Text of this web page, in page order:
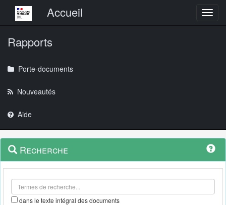
Menu principalAccueil
Rapports
Porte-documents
Nouveautés
Aide
Navigation
outils
Menu
contextuel
Recherche
dans le texte intégral des documents